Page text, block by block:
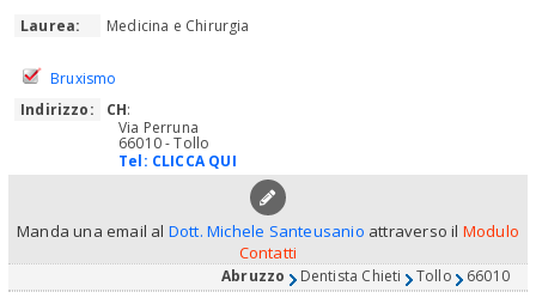
Laurea: Medicina e Chirurgia
Bruxismo
Indirizzo:
CH:
Via Perruna
66010 - Tollo
Tel: CLICCA QUI
Manda una email al Dott. Michele Santeusanio attraverso il Modulo
Contatti
Abruzzo Dentista Chieti Tollo 66010